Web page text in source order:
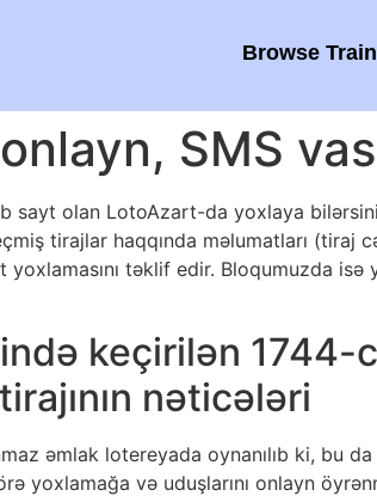
Browse
SMS
sayt olan LotoAzart-da yoxlaya
tirajlar haqqında məlumatları
təklif edir. Bloqumuzda isə
keçirilən 1744-
nəticələri
əmlak lotereyada oynanılıb ki, bu
yoxlamağa və uduşlarını onlayn